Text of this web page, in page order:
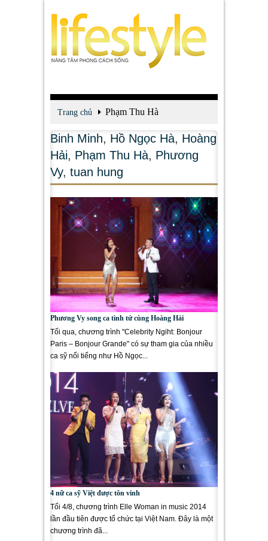
Trang chủ Phạm Thu Hà
Binh Minh, Hồ Ngọc Hà, Hoàng
Hải, Phạm Thu Hà, Phương
Vy, tuan hung
Phương Vy song ca tình tứ cùng Hoàng Hải
Tối qua, chương trình "Celebrity Ngiht: Bonjour
Paris – Bonjour Grande" có sự tham gia của nhiều
ca sỹ nổi tiếng như Hồ Ngọc...
4 nữ ca sỹ Việt được tôn vinh
Tối 4/8, chương trình Elle Woman in music 2014
lần đầu tiên được tổ chức tại Việt Nam. Đây là một
chương trình đã...